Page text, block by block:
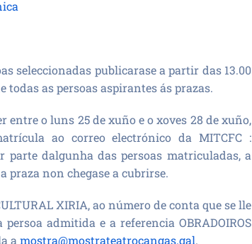
seleccionadas publicarase a partir das 13.00
as persoas aspirantes ás prazas.
o luns 25 de xuño e o xoves 28 de xuño,
ao correo electrónico da MITCFC :
parte dalgunha das persoas matriculadas, a
praza non chegase a cubrirse.
XIRIA, ao número de conta que se lle
admitida e a referencia OBRADOIROS
amostra@mostrateatrocangas.gal.